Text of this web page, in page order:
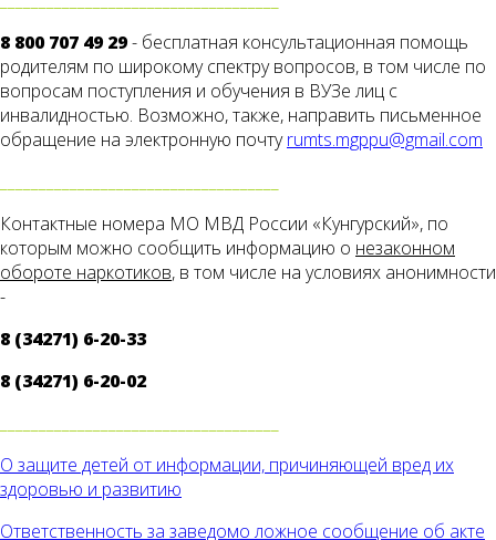
8 800 707 49 29- бесплатная консультационная помощь
родителям по широкому спектру вопросов, в том числе по
вопросам поступления и обучения в ВУЗе лиц с
инвалидностью. Возможно, также, направить письменное
обращение на электронную почтуrumts.mgppu@gmail.com
Контактные номера МО МВД России «Кунгурский», по
которым можно сообщить информацию о незаконном
обороте наркотиков, в том числе на условиях анонимности
-
8 (34271) 6-20-33
8 (34271) 6-20-02
О защите детей от информации, причиняющей вред их
здоровью и развитию
Ответственность за заведомо ложное сообщение об акте